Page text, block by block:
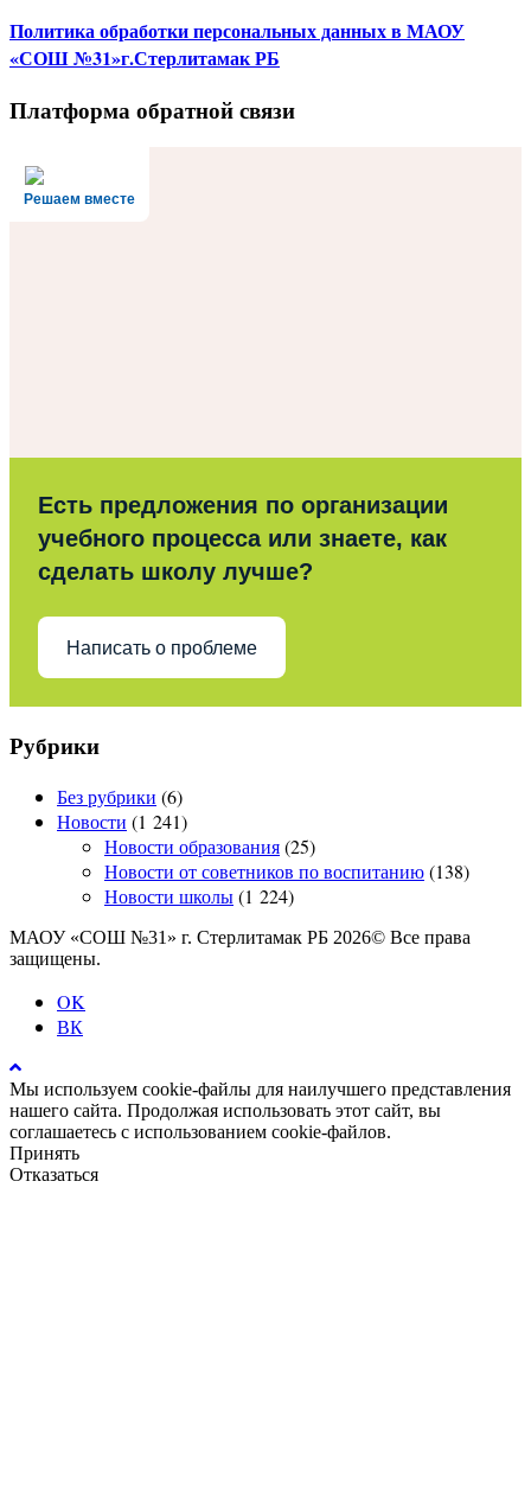
Политикаобработки персональных данныхв МАОУ
«СОШ №31»г.Стерлитамак РБ
Платформа обратной связи
Решаем вместе
Есть предложения по организации
учебного процесса или знаете, как
сделать школу лучше?
Написать о проблеме
Рубрики
Без рубрики (6)
Новости (1 241)
Новости образования(25)
Новости от советников по воспитанию(138)
Новости школы(1 224)
МАОУ «СОШ №31» г. Стерлитамак РБ 2026© Все права
защищены.
OK
ВК
Мы используем cookie-файлы для наилучшего представления
нашего сайта. Продолжая использовать этот сайт, вы
соглашаетесь с использованием cookie-файлов.
Принять
Отказаться